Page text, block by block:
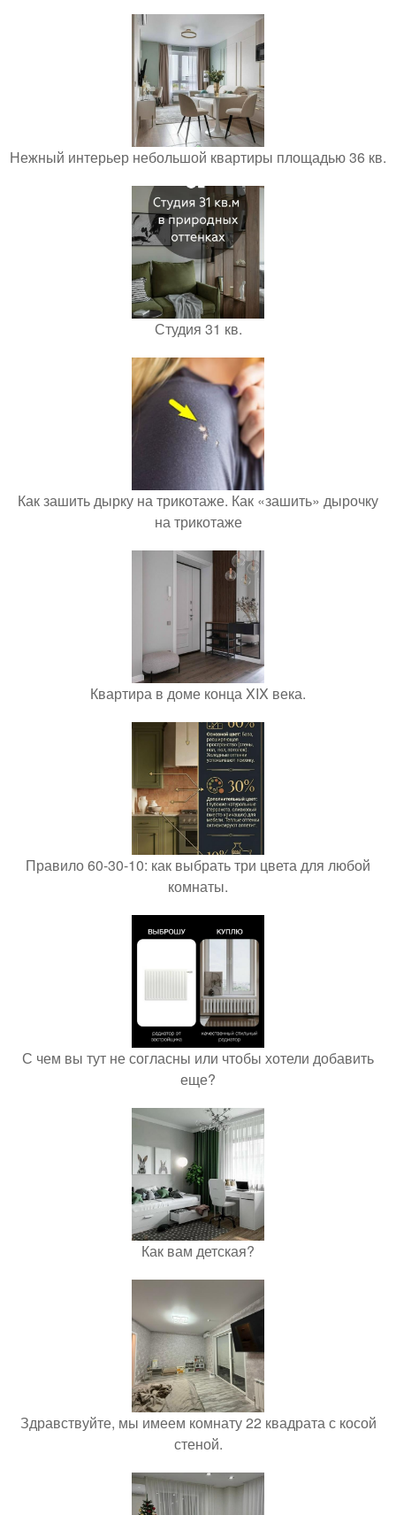
Нежный интерьер небольшой квартиры площадью 36 кв.
Студия 31 кв.
Как зашить дырку на трикотаже. Как «зашить» дырочку
на трикотаже
Квартира в доме конца XIX века.
Правило 60-30-10: как выбрать три цвета для любой
комнаты.
С чем вы тут не согласны или чтобы хотели добавить
еще?
Как вам детская?
Здравствуйте, мы имеем комнату 22 квадрата с косой
стеной.